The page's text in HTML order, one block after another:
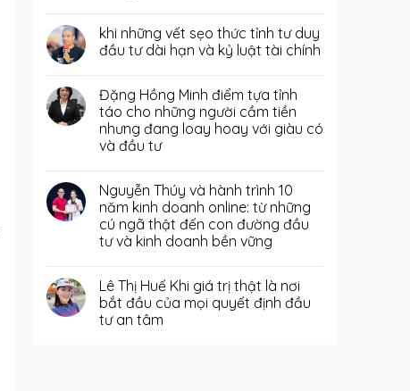
khi những vết sẹo thức tỉnh tư duy
đầu tư dài hạn và kỷ luật tài chính
Đặng Hồng Minh điểm tựa tỉnh
táo cho những người cầm tiền
nhưng đang loay hoay với giàu có
và đầu tư
Nguyễn Thúy và hành trình 10
năm kinh doanh online: từ những
cú ngã thật đến con đường đầu
tư và kinh doanh bền vững
Lê Thị Huế Khi giá trị thật là nơi
bắt đầu của mọi quyết định đầu
tư an tâm